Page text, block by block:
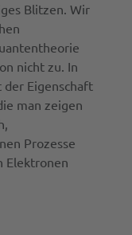
Blitzen. Wir
nicht zu. In
Eigenschaft
man zeigen
Prozesse
Elektronen